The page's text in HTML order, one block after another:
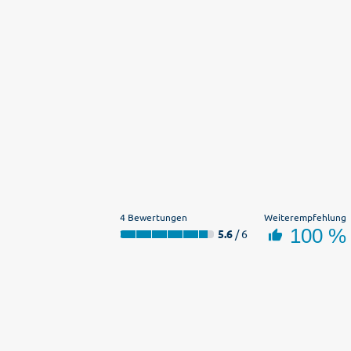
4 Bewertungen
5.6 / 6
Weiterempfehlung
100 %